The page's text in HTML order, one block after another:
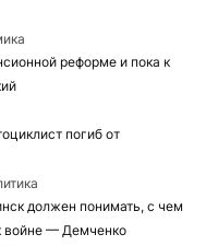
реформе и пока к
погиб от
должен понимать, с чем
войне — Демченко